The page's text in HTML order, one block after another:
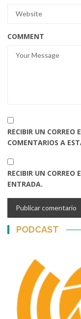
COMMENT
RECIBIR UN CORREO
COMENTARIOS A
RECIBIR UN CORREO
ENTRADA.
PODCAST